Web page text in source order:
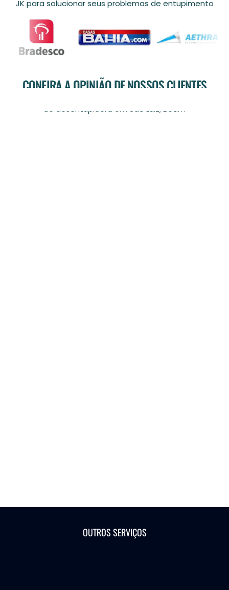
JK para solucionar seus problemas de entupimento
CONFIRA A OPINIÃO DE NOSSOS CLIENTES
de desentupidora em São Luiz, Betim
OUTROS SERVIÇOS